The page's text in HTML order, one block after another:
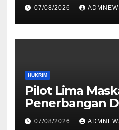
07/08/2026
HUKRIM
Pilot Lima
Penerbangan
Ditembak Mati
07/08/2026